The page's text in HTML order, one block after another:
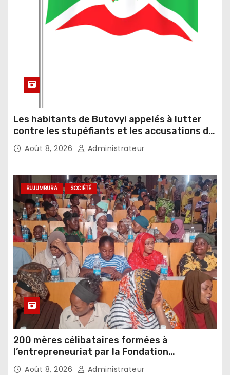
Les habitants de Butovyi appelés à lutter
contre les stupéfiants et les accusations de
sorcellerie
Août 8, 2026 Administrateur
BUJUMBURA SOCIÉTÉ
200 mères célibataires formées à
l’entrepreneuriat par la Fondation
Umugiraneza et l’OPDD
Août 8, 2026 Administrateur